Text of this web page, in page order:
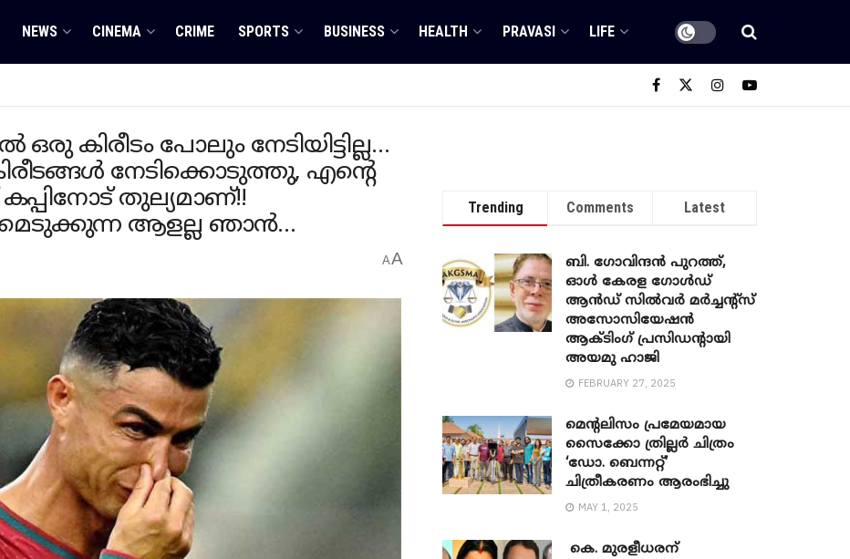
NEWS CINEMA CRIME SPORTS BUSINESS HEALTH PRAVASI LIFE
കിരീടം പോലും നേടിയിട്ടില്ല…
നേടിക്കൊടുത്തു, എന്റെ
തുല്യമാണ്!!
ആളല്ല ഞാൻ…
AA
Trending Comments Latest
ബി. ​ഗോവിന്ദൻ പുറത്ത്,
ഓൾ കേരള ഗോൾഡ്
ആൻഡ് സിൽവർ മർച്ചന്റ്സ്
അസോസിയേഷൻ
ആക്ടിംഗ് പ്രസിഡന്റായി
അയമു ഹാജി
FEBRUARY 27, 2025
മെന്‍റലിസം പ്രമേയമായ
സൈക്കോ ത്രില്ലർ ചിത്രം
‘ഡോ. ബെന്നറ്റ്’
ചിത്രീകരണം ആരംഭിച്ചു
MAY 1, 2025
കെ. മുരളീധരന്